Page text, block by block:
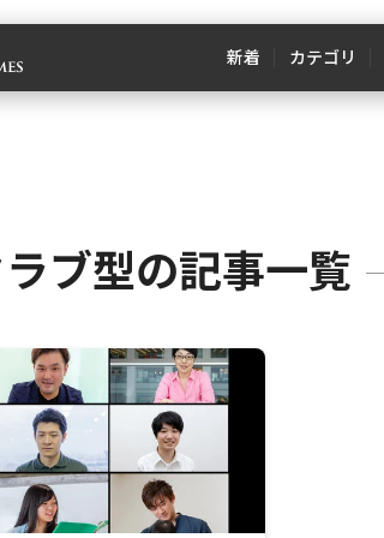
新着 カテゴリ
ブ型の記事一覧